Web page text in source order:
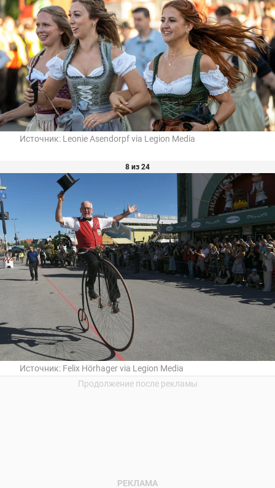
Источник: Leonie Asendorpf via Legion Media
8 из 24
Источник: Felix Hörhager via Legion Media